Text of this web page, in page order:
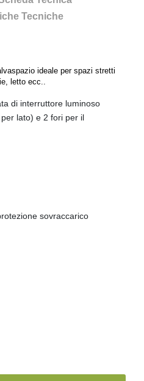
Tecniche
ideale per spazi stretti
letto ecc..
di interruttore luminoso
lato) e 2 fori per il
sovraccarico